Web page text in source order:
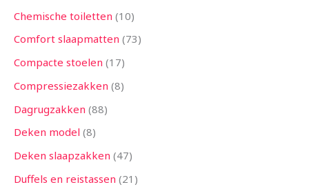
Chemische toiletten 10
Comfort slaapmatten 73
Compacte stoelen 17
Compressiezakken 8
Dagrugzakken 88
Deken model 8
Deken slaapzakken 47
Duffels en reistassen 21